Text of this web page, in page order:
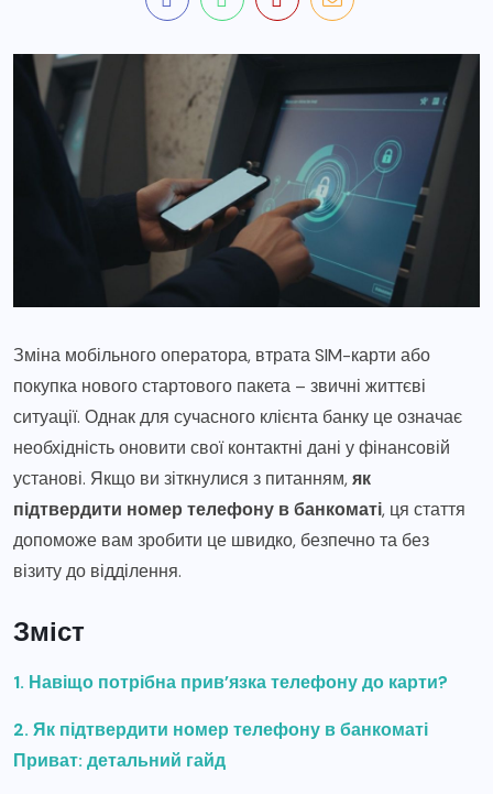
Зміна мобільного оператора, втрата SIM-карти або
покупка нового стартового пакета – звичні життєві
ситуації. Однак для сучасного клієнта банку це означає
необхідність оновити свої контактні дані у фінансовій
установі. Якщо ви зіткнулися з питанням,як
підтвердити номер телефону в банкоматі, ця стаття
допоможе вам зробити це швидко, безпечно та без
візиту до відділення.
Зміст
1. Навіщо потрібна прив’язка телефону до карти?
2. Як підтвердити номер телефону в банкоматі
Приват: детальний гайд